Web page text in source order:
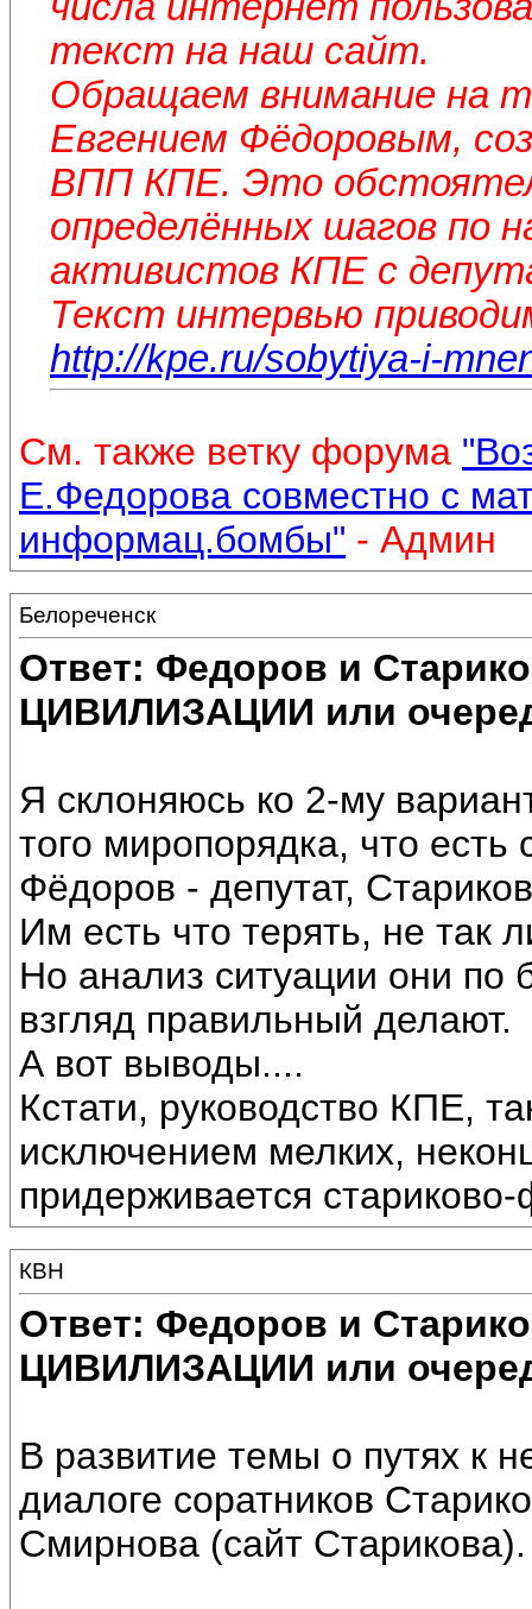
текст на наш сайт.
Обращаем внимание на
Евгением Фёдоровым,
ВПП КПЕ. Это
определённых шагов по
активистов КПЕ с
Текст интервью
http://kpe.ru/sobytiya-i-
См. также ветку форума
Е.Федорова совместно с
информац.бомбы" - Админ
Белореченск
Ответ: Федоров и
ЦИВИЛИЗАЦИИ или
Я склоняюсь ко 2-му
того миропорядка, что есть
Фёдоров - депутат,
Им есть что терять, не так
Но анализ ситуации они по
взгляд правильный делают.
А вот выводы....
Кстати, руководство КПЕ,
исключением мелких,
придерживается
КВН
Ответ: Федоров и
ЦИВИЛИЗАЦИИ или
В развитие темы о путях к
диалоге соратников
Смирнова (сайт Старикова).